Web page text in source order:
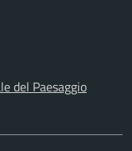
del Paesaggio